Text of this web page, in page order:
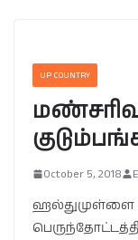
UP COUNTRY
October 5, 2018
ஹல்துமுள்ளை